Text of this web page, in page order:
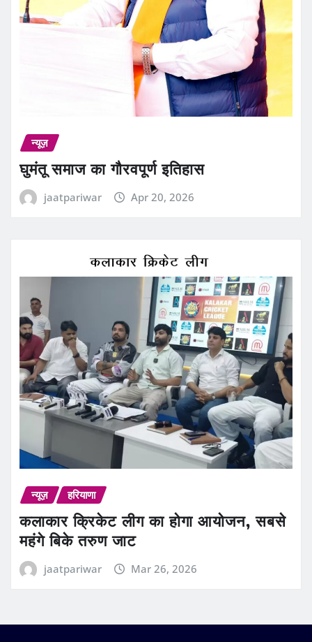
न्यूज़
घुमंतू समाज का गौरवपूर्ण इतिहास
jaatpariwar Apr 20, 2026
न्यूज़ हरियाणा
कलाकार क्रिकेट लीग का होगा आयोजन, सबसे
महंगे बिके तरुण जाट
jaatpariwar Mar 26, 2026